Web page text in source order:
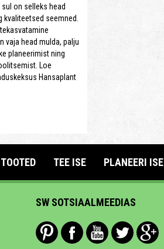
on selleks head
kvaliteetsed seemned.
vaja head mulda, palju
planeerimist ning
Loe
Hansaplant
TEE ISE PLANEERI ISE
SW SOTSIAALMEEDIAS